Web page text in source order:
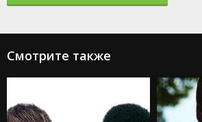
Смотрите также